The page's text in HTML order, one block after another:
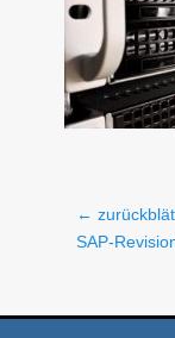
←
Vorheriger
SAP-